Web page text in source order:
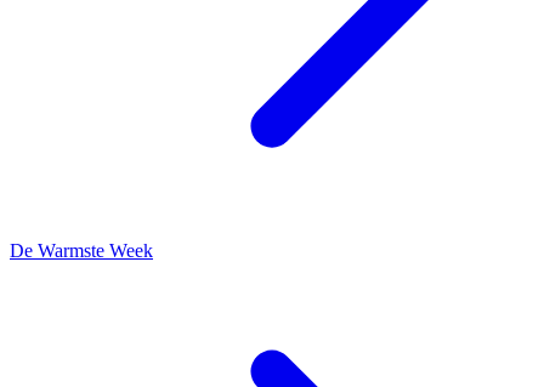
De Warmste Week